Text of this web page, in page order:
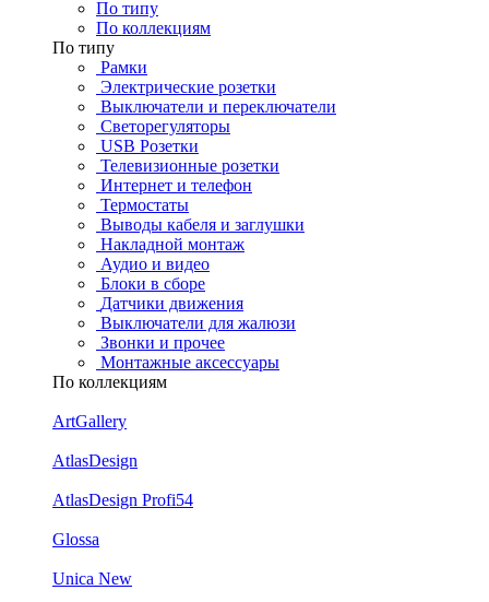
По типу
По коллекциям
По типу
Рамки
Электрические розетки
Выключатели и переключатели
Светорегуляторы
USB Розетки
Телевизионные розетки
Интернет и телефон
Термостаты
Выводы кабеля и заглушки
Накладной монтаж
Аудио и видео
Блоки в сборе
Датчики движения
Выключатели для жалюзи
Звонки и прочее
Монтажные аксессуары
По коллекциям
ArtGallery
AtlasDesign
AtlasDesign Profi54
Glossa
Unica New